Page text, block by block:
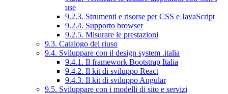
use
9.2.3. Strumenti e risorse per CSS e JavaScript
9.2.4. Supporto browser
9.2.5. Misurare le prestazioni
9.3. Catalogo del riuso
9.4. Sviluppare con il design system .italia
9.4.1. Il framework Bootstrap Italia
9.4.2. Il kit di sviluppo React
9.4.3. Il kit di sviluppo Angular
9.5. Sviluppare con i modelli di sito e servizi